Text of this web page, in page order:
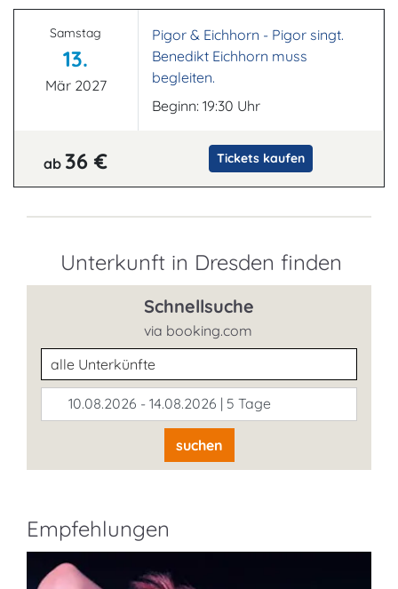
Samstag
13.
Mär 2027
Pigor & Eichhorn - Pigor singt.
Benedikt Eichhorn muss
begleiten.
Beginn: 19:30 Uhr
ab 36 € Tickets kaufen
Unterkunft in Dresden finden
Schnellsuche
via booking.com
Unterkunftsart
10.08.2026 - 14.08.2026 | 5 Tage
suchen
Empfehlungen